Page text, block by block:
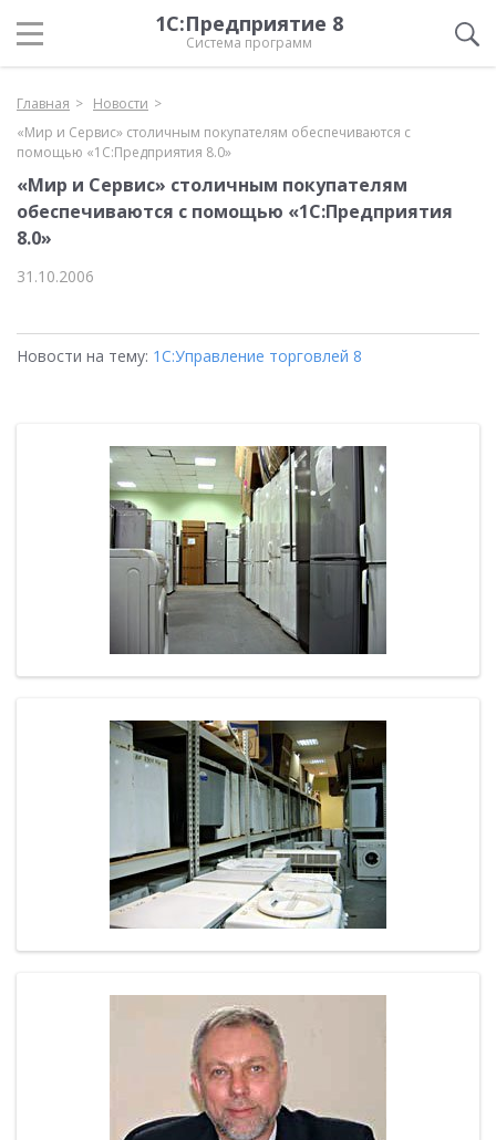
1С:Предприятие 8
Система программ
Главная
Новости
«Мир и Сервис» столичным покупателям обеспечиваются с
помощью «1С:Предприятия 8.0»
«Мир и Сервис» столичным покупателям
обеспечиваются с помощью «1С:Предприятия
8.0»
31.10.2006
Новости на тему: 1С:Управление торговлей 8